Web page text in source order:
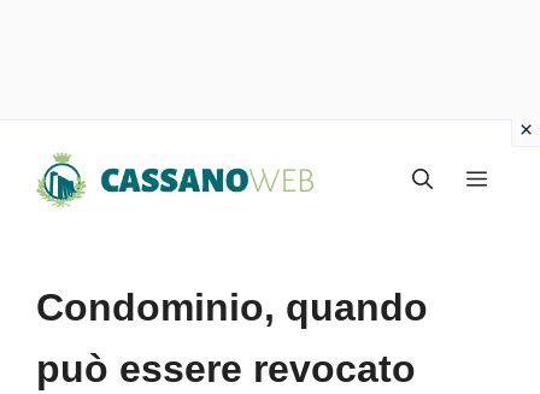
Menu
Condominio, quando
può essere revocato